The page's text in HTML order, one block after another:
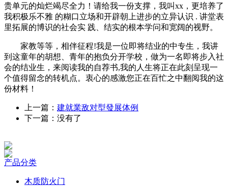
贵单元的灿烂竭尽全力！请给我一份支撑，我叫xx，更培养了
我积极乐不雅 的糊口立场和开辟朝上进步的立异认识 . 讲堂表
里拓展的博识的社会实 践、结实的根本学问和宽阔的视野。
家教等等，相伴征程!我是一位即将结业的中专生，我讲
到这童年的胡想、青年的抱负分开学校，做为一名即将步入社
会的结业生，来阅读我的自荐书,我的人生将正在此刻呈现一
个值得留念的转机点。衷心的感激您正在百忙之中翻阅我的这
份材料！
上一篇： 建就業敌对型發展体例
下一篇：没有了
产品分类
木质防火门